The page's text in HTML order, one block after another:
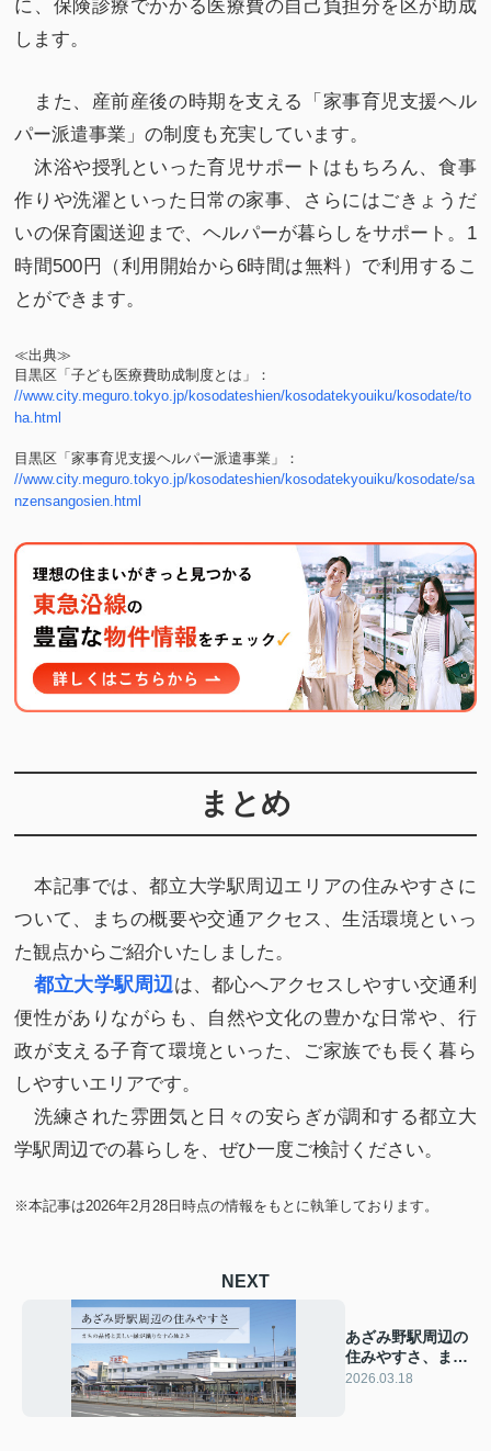
に、保険診療でかかる医療費の自己負担分を区が助成
します。
また、産前産後の時期を支える「家事育児支援ヘル
パー派遣事業」の制度も充実しています。
沐浴や授乳といった育児サポートはもちろん、食事
作りや洗濯といった日常の家事、さらにはごきょうだ
いの保育園送迎まで、ヘルパーが暮らしをサポート。1
時間500円（利用開始から6時間は無料）で利用するこ
とができます。
≪出典≫
目黒区「子ども医療費助成制度とは」：
//www.city.meguro.tokyo.jp/kosodateshien/kosodatekyouiku/kosodate/to
ha.html
目黒区「家事育児支援ヘルパー派遣事業」：
//www.city.meguro.tokyo.jp/kosodateshien/kosodatekyouiku/kosodate/sa
nzensangosien.html
まとめ
本記事では、都立大学駅周辺エリアの住みやすさに
ついて、まちの概要や交通アクセス、生活環境といっ
た観点からご紹介いたしました。
都立大学駅周辺は、都心へアクセスしやすい交通利
便性がありながらも、自然や文化の豊かな日常や、行
政が支える子育て環境といった、ご家族でも長く暮ら
しやすいエリアです。
洗練された雰囲気と日々の安らぎが調和する都立大
学駅周辺での暮らしを、ぜひ一度ご検討ください。
※本記事は2026年2月28日時点の情報をもとに執筆しております。
NEXT
あざみ野駅周辺の
住みやすさ、まち
の品格と美しい緑
2026.03.18